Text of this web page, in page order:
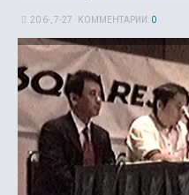
20 6-, 7-27 КОММЕНТАРИИ: 0